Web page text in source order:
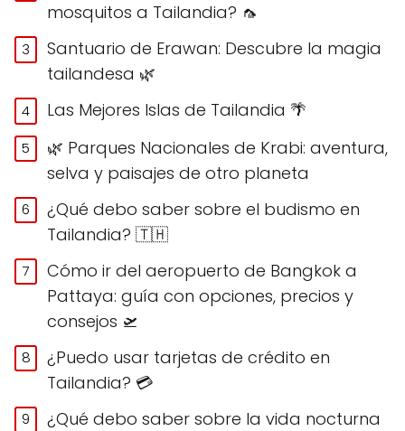
mosquitos a Tailandia? 🦟
Santuario de Erawan: Descubre la magia
tailandesa 🌿
Las Mejores Islas de Tailandia 🌴
🌿 Parques Nacionales de Krabi: aventura,
selva y paisajes de otro planeta
¿Qué debo saber sobre el budismo en
Tailandia? 🇹🇭
Cómo ir del aeropuerto de Bangkok a
Pattaya: guía con opciones, precios y
consejos 🛫
¿Puedo usar tarjetas de crédito en
Tailandia? 💳
¿Qué debo saber sobre la vida nocturna